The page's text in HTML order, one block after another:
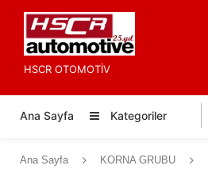
HSCR OTOMOTİV
Ana Sayfa Kategoriler
Ana Sayfa KORNA GRUBU